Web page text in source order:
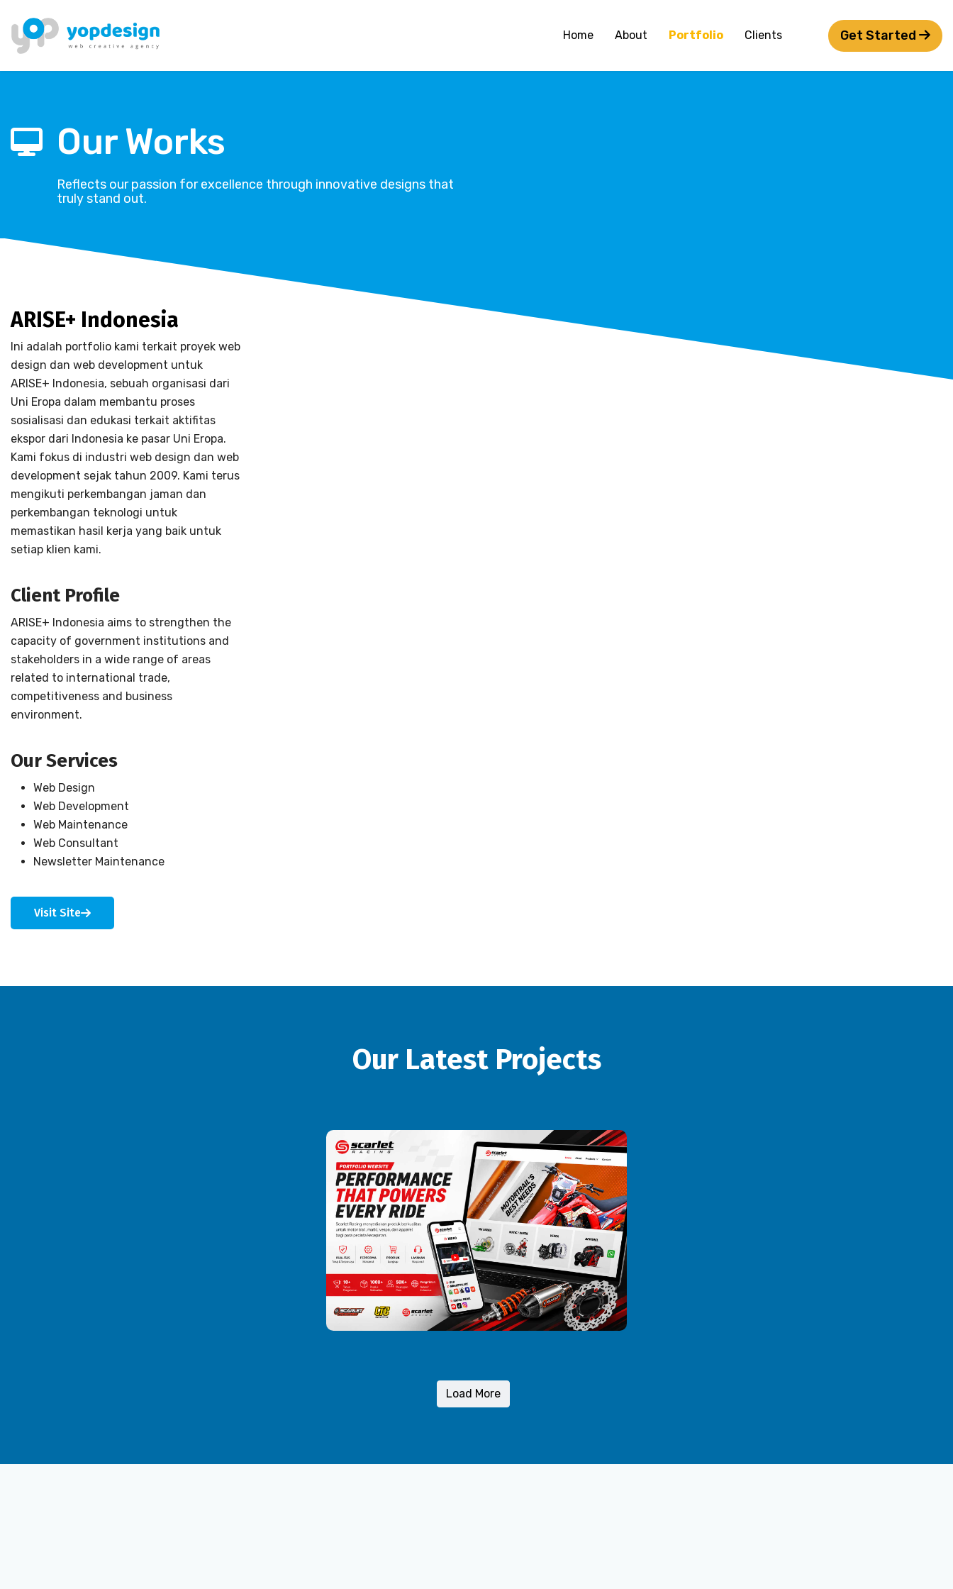
Home About Portfolio Clients Get Started
Our Works
Reflects our passion for excellence through innovative designs that
truly stand out.
ARISE+ Indonesia
Ini adalah portfolio kami terkait proyek web
design dan web development untuk
ARISE+ Indonesia, sebuah organisasi dari
Uni Eropa dalam membantu proses
sosialisasi dan edukasi terkait aktifitas
ekspor dari Indonesia ke pasar Uni Eropa.
Kami fokus di industri web design dan web
development sejak tahun 2009. Kami terus
mengikuti perkembangan jaman dan
perkembangan teknologi untuk
memastikan hasil kerja yang baik untuk
setiap klien kami.
Client Profile
ARISE+ Indonesia aims to strengthen the
capacity of government institutions and
stakeholders in a wide range of areas
related to international trade,
competitiveness and business
environment.
Our Services
Web Design
Web Development
Web Maintenance
Web Consultant
Newsletter Maintenance
Visit Site
Our Latest Projects
Load More